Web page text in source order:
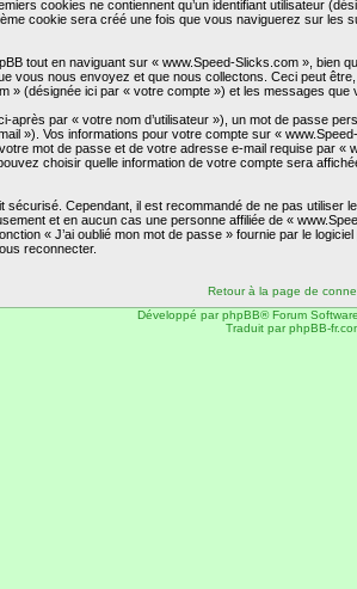
cookies ne contiennent qu’un identifiant utilisateur
cookie sera créé une fois que vous naviguerez sur
tout en naviguant sur « www.Speed-Slicks.com »,
vous nous envoyez et que nous collectons. Ceci peut
» (désignée ici par « votre compte ») et les messages
après par « votre nom d’utilisateur »), un mot de passe
»). Vos informations pour votre compte sur «
mot de passe et de votre adresse e-mail requise par
choisir quelle information de votre compte sera
Cependant, il est recommandé de ne pas
et en aucun cas une personne affiliée de «
« J’ai oublié mon mot de passe » fournie par le
reconnecter.
Retour à la page de
Développé parphpBB® Forum
Traduit parphpBB-